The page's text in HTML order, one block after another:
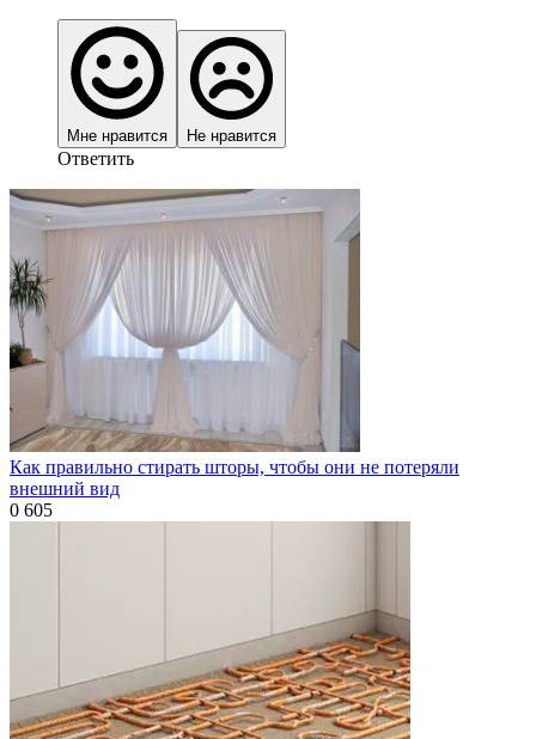
Мне нравится Не нравится
Ответить
Как правильно стирать шторы, чтобы они не потеряли
внешний вид
0 605